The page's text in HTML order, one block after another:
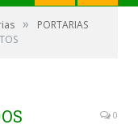
»
PORTARIAS
0